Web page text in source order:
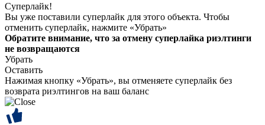
Суперлайк!
Вы уже поставили суперлайк для этого объекта. Чтобы
отменить суперлайк, нажмите «Убрать»
Обратите внимание, что за отмену суперлайка риэлтинги
не возвращаются
Убрать
Оставить
Нажимая кнопку «Убрать», вы отменяете суперлайк без
возврата риэлтингов на ваш баланс